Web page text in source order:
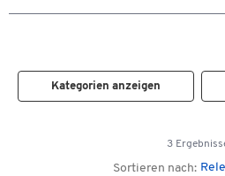
Kategorien anzeigen
3
Sortieren nach: